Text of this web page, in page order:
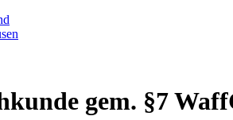
gem. §7